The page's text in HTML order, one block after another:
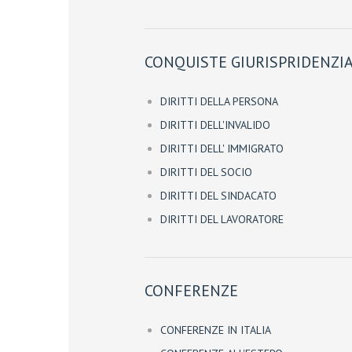
CONQUISTE
DIRITTI DELLA PERSONA
DIRITTI DELL'INVALIDO
DIRITTI DELL' IMMIGRATO
DIRITTI DEL SOCIO
DIRITTI DEL SINDACATO
DIRITTI DEL LAVORATORE
CONFERENZE
CONFERENZE IN ITALIA